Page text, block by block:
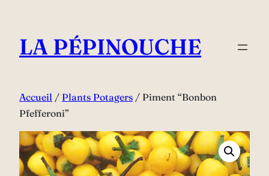
contenu
LA PÉPINOUCHE
Accueil / Plants Potagers / Piment “Bonbon
Pfefferoni”